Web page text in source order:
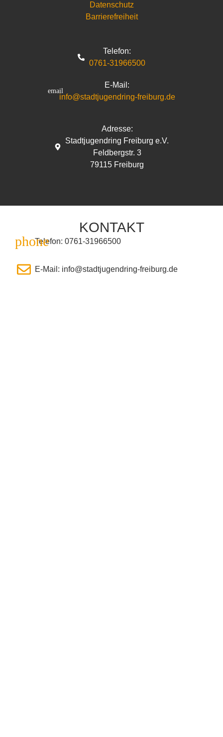
Datenschutz
Barrierefreiheit
Telefon:
0761-31966500
E-Mail:
info@stadtjugendring-freiburg.de
Adresse:
Stadtjugendring Freiburg e.V.
Feldbergstr. 3
79115 Freiburg
KONTAKT
Telefon: 0761-31966500
E-Mail: info@stadtjugendring-freiburg.de